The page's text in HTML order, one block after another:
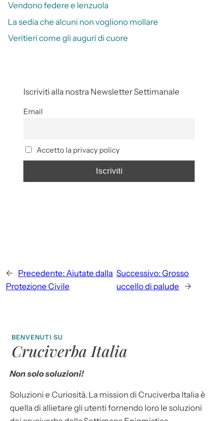
Vendono federe e lenzuola
La sedia che alcuni non vogliono mollare
Veritieri come gli auguri di cuore
Iscriviti alla nostra Newsletter Settimanale
Email
Accetto la privacy policy
← Precedente: Aiutate dalla
Protezione Civile
Successivo: Grosso
uccello di palude
→
BENVENUTI SU
Cruciverba Italia
Non solo soluzioni!
Soluzioni e Curiosità. La mission di Cruciverba Italia è
quella di allietare gli utenti fornendo loro le soluzioni